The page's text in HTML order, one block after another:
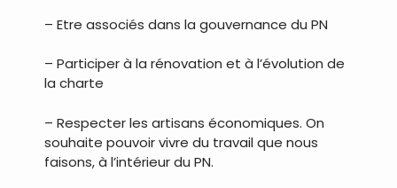
– Etre associés dans la gouvernance du PN
– Participer à la rénovation et à l’évolution de
la charte
– Respecter les artisans économiques. On
souhaite pouvoir vivre du travail que nous
faisons, à l’intérieur du PN.